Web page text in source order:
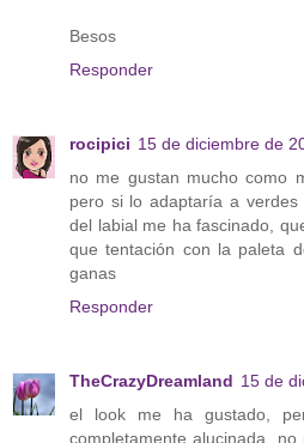
Besos
Responder
rocipici 15 de diciembre de
no me gustan mucho como
pero si lo adaptaría a
del labial me ha fascinado,
que tentación con la paleta
ganas
Responder
TheCrazyDreamland 15 de
el look me ha gustado,
completamente alucinada,